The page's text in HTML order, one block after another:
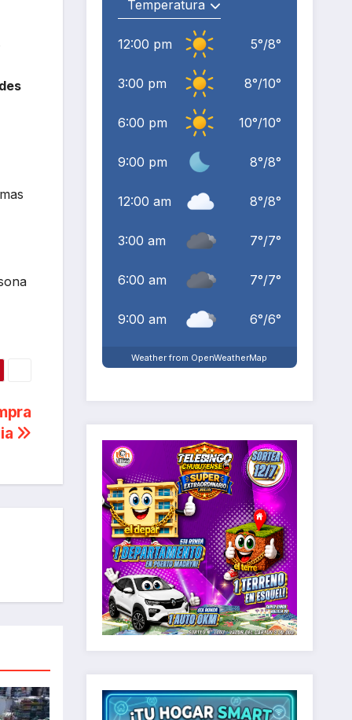
12:00 pm 5°/8°
3:00 pm 8°/10°
6:00 pm 10°/10°
9:00 pm 8°/8°
12:00 am 8°/8°
3:00 am 7°/7°
6:00 am 7°/7°
9:00 am 6°/6°
Weather from OpenWeatherMap